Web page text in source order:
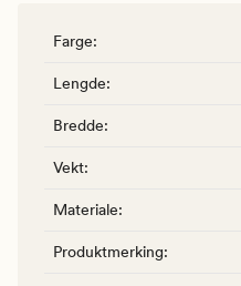
Farge:
Lengde:
Bredde:
Vekt:
Materiale:
Produktmerking: